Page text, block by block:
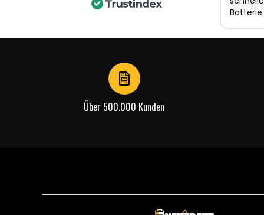
Batterie
Über 500.000 Kunden